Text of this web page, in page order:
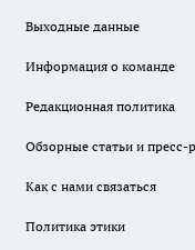
Выходные данные
Информация о команде
Редакционная политика
Обзорные статьи и пресс-
Как с нами связаться
Политика этики